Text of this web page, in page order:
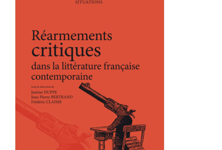
Panier WooCommerce